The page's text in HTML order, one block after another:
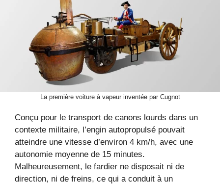
La première voiture à vapeur inventée par Cugnot
Conçu pour le transport de canons lourds dans un
contexte militaire, l’engin autopropulsé pouvait
atteindre une vitesse d’environ 4 km/h, avec une
autonomie moyenne de 15 minutes.
Malheureusement, le fardier ne disposait ni de
direction, ni de freins, ce qui a conduit à un